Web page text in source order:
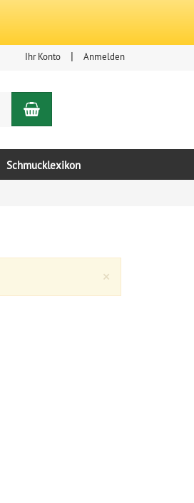
Ihr Konto Anmelden
Warenkorb
Schmucklexikon
×